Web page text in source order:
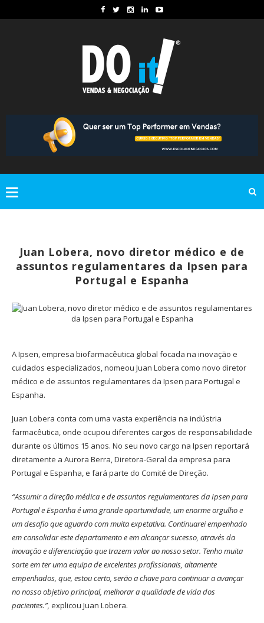
Juan Lobera, novo diretor médico e de
assuntos regulamentares da Ipsen para
Portugal e Espanha
A Ipsen, empresa biofarmacêutica global focada na inovação e
cuidados especializados, nomeou Juan Lobera como novo diretor
médico e de assuntos regulamentares da Ipsen para Portugal e
Espanha.
Juan Lobera conta com uma vasta experiência na indústria
farmacêutica, onde ocupou diferentes cargos de responsabilidade
durante os últimos 15 anos. No seu novo cargo na Ipsen reportará
diretamente a Aurora Berra, Diretora-Geral da empresa para
Portugal e Espanha, e fará parte do Comité de Direção.
“Assumir a direção médica e de assuntos regulamentares da Ipsen para
Portugal e Espanha é uma grande oportunidade, um enorme orgulho e
um desafio que aguardo com muita expetativa. Continuarei empenhado
em consolidar este departamento e em alcançar sucesso, através da
inovação e diferenciação que trazem valor ao nosso setor. Tenho muita
sorte em ter uma equipa de excelentes profissionais, altamente
empenhados, que, estou certo, serão a chave para continuar a avançar
no nosso objetivo principal, melhorar a qualidade de vida dos
pacientes.”, explicou Juan Lobera.